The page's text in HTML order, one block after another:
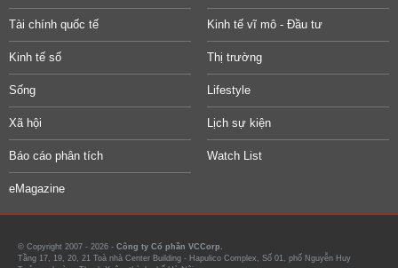
Tài chính quốc tế Kinh tế vĩ mô - Đầu tư
Kinh tế số Thị trường
Sống Lifestyle
Xã hội Lịch sự kiện
Báo cáo phân tích Watch List
eMagazine
© Copyright 2007 - 2026 - Công ty Cổ phần VCCorp.
Tầng 17, 19, 20, 21 Toà nhà Center Building - Hapulico Complex, Số 01, phố Nguyễn Huy